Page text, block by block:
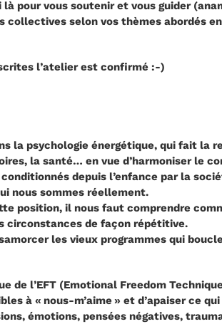
pour vous soutenir et vous guider
collectives selon vos thèmes abordés
l’atelier est confirmé :-)
la psychologie énergétique, qui fait
la santé… en vue d’harmoniser le
depuis l’enfance par la
nous sommes réellement.
position, il nous faut comprendre
circonstances de façon répétitive.
les vieux programmes qui
de l’EFT (Emotional Freedom
à « nous-m’aime » et d’apaiser ce
émotions, pensées négatives,